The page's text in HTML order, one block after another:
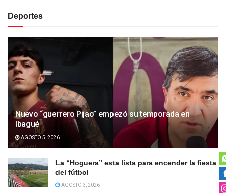
Deportes
Nuevo “guerrero Pijao” empezó su temporada en
Ibagué
AGOSTO 5, 2026
La “Hoguera” esta lista para encender la fiesta
del fútbol
AGOSTO 3, 2026